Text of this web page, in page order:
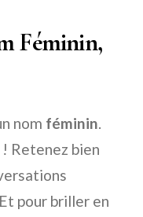
Féminin,
nom féminin.
Retenez bien
pour briller en